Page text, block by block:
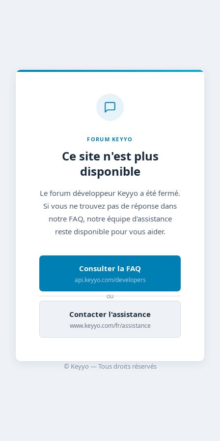
FORUM KEYYO
Ce site n'est plus
disponible
Le forum développeur Keyyo a été fermé.
Si vous ne trouvez pas de réponse dans
notre FAQ, notre équipe d'assistance
reste disponible pour vous aider.
Consulter la FAQ
api.keyyo.com/developers
ou
Contacter l'assistance
www.keyyo.com/fr/assistance
© Keyyo — Tous droits réservés